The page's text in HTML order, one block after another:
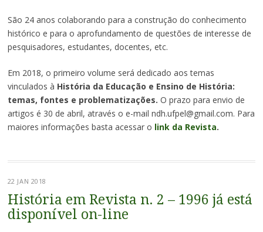
São 24 anos colaborando para a construção do conhecimento
histórico e para o aprofundamento de questões de interesse de
pesquisadores, estudantes, docentes, etc.
Em 2018, o primeiro volume será dedicado aos temas
vinculados à História da Educação e Ensino de História:
temas, fontes e problematizações. O prazo para envio de
artigos é 30 de abril, através o e-mail ndh.ufpel@gmail.com. Para
maiores informações basta acessar o link da Revista.
22 JAN 2018
História em Revista n. 2 – 1996 já está
disponível on-line